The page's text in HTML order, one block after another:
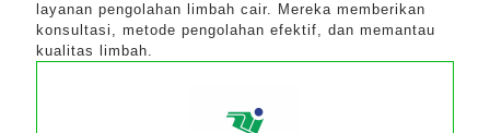
layanan pengolahan limbah cair. Mereka memberikan
konsultasi, metode pengolahan efektif, dan memantau
kualitas limbah.